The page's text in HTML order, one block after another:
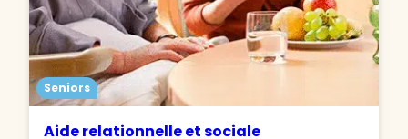
Seniors
Aide relationnelle et sociale